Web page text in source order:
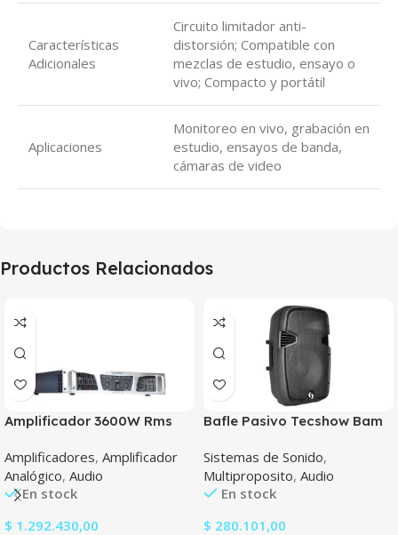
Características
Adicionales
Circuito limitador anti-
distorsión; Compatible con
mezclas de estudio, ensayo o
vivo; Compacto y portátil
Aplicaciones
Monitoreo en vivo, grabación en
estudio, ensayos de banda,
cámaras de video
Productos Relacionados
Amplificador 3600W Rms
Amplificadores, Amplificador
Analógico, Audio
En stock
$ 1.292.430,00
Bafle Pasivo Tecshow Bam
Sistemas de Sonido,
Multiproposito, Audio
En stock
$ 280.101,00